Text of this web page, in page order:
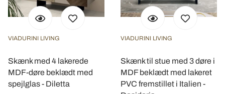
VIADURINI LIVING
Skænk med 4 lakerede
MDF-døre beklædt med
spejlglas - Diletta
VIADURINI LIVING
Skænk til stue med 3 døre i
MDF beklædt med lakeret
PVC fremstillet i Italien -